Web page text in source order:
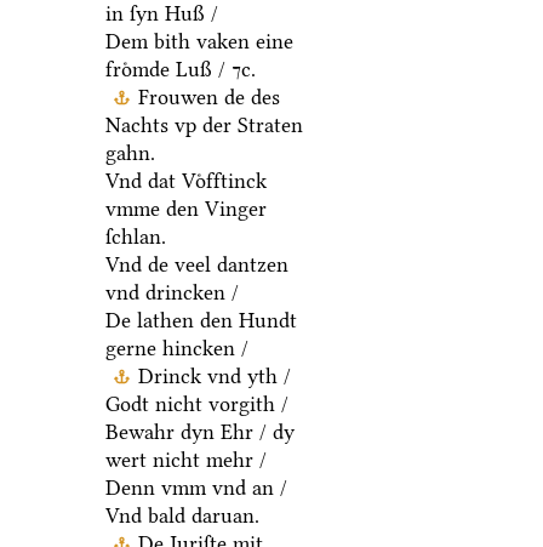
in ſyn Huß /
Dem bith vaken eine
froͤmde Luß / ⁊c.
Frouwen de des
Nachts vp der Straten
gahn.
Vnd dat Voͤfftinck
vmme den Vinger
ſchlan.
Vnd de veel dantzen
vnd drincken /
De lathen den Hundt
gerne hincken /
Drinck vnd yth /
Godt nicht vorgith /
Bewahr dyn Ehr / dy
wert nicht mehr /
Denn vmm vnd an /
Vnd bald daruan.